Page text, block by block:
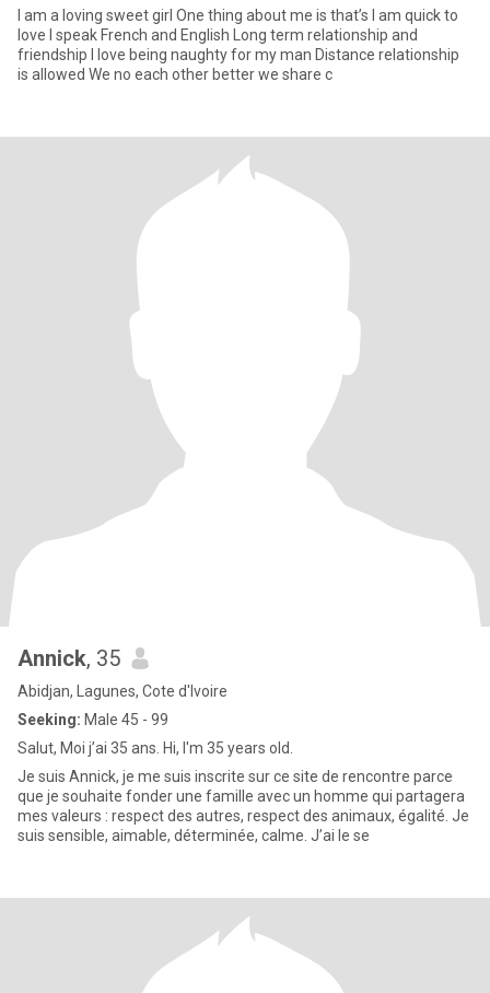
I am a loving sweet girl One thing about me is that’s I am quick to
love I speak French and English Long term relationship and
friendship I love being naughty for my man Distance relationship
is allowed We no each other better we share c
Annick, 35
Abidjan, Lagunes, Cote d'Ivoire
Seeking: Male 45 - 99
Salut, Moi j’ai 35 ans. Hi, I'm 35 years old.
Je suis Annick, je me suis inscrite sur ce site de rencontre parce
que je souhaite fonder une famille avec un homme qui partagera
mes valeurs : respect des autres, respect des animaux, égalité. Je
suis sensible, aimable, déterminée, calme. J’ai le se